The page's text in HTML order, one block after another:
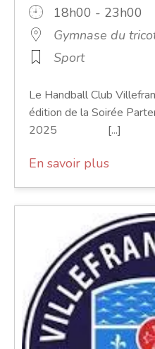
18h00 - 23h00
Gymnase du
Sport
Le Handball Club
édition de la Soirée
2025 [...]
En savoir plus